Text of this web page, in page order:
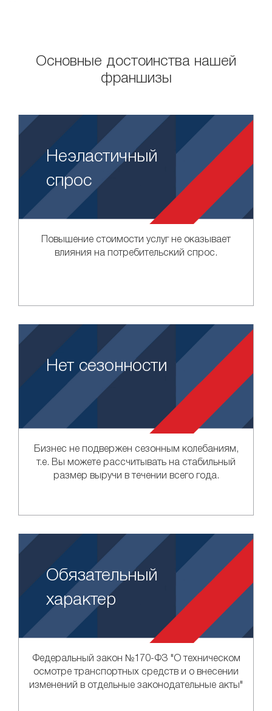
Основные достоинства нашей
франшизы
Неэластичный
спрос
Повышение стоимости услуг не оказывает
влияния на потребительский спрос.
Нет сезонности
Бизнес не подвержен сезонным колебаниям,
т.е. Вы можете рассчитывать на стабильный
размер выручи в течении всего года.
Обязательный
характер
Федеральный закон №170-ФЗ "О техническом
осмотре транспортных средств и о внесении
изменений в отдельные законодательные акты"